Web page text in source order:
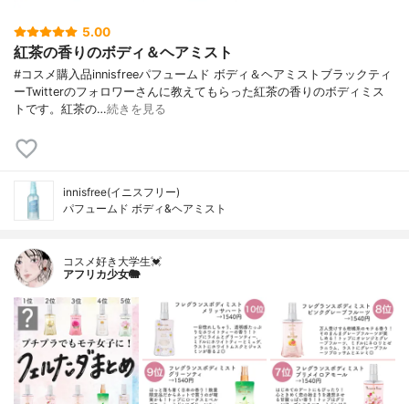
5.00
紅茶の香りのボディ＆ヘアミスト
#コスメ購入品innisfreeパフュームド ボディ＆ヘアミストブラックティ
ーTwitterのフォロワーさんに教えてもらった紅茶の香りのボディミス
トです。紅茶の…続きを見る
innisfree(イニスフリー)
パフュームド ボディ&ヘアミスト
コスメ好き大学生💓
アフリカ少女🐘